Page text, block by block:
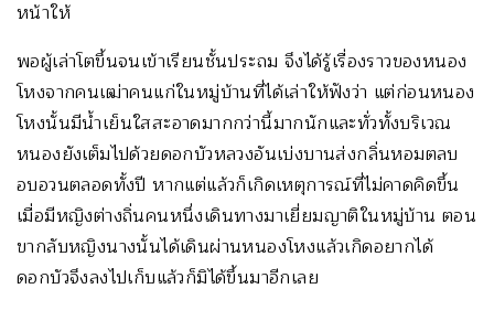
หน้าให้
พอผู้เล่าโตขึ้นจนเข้าเรียนชั้นประถม จึงได้รู้เรื่องราวของหนอง
โหงจากคนเฒ่าคนแก่ในหมู่บ้านที่ได้เล่าให้ฟังว่า แต่ก่อนหนอง
โหงนั้นมีน้ำเย็นใสสะอาดมากกว่านี้มากนักและทั่วทั้งบริเวณ
หนองยังเต็มไปด้วยดอกบัวหลวงอันเบ่งบานส่งกลิ่นหอมตลบ
อบอวนตลอดทั้งปี หากแต่แล้วก็เกิดเหตุการณ์ที่ไม่คาดคิดขึ้น
เมื่อมีหญิงต่างถิ่นคนหนึ่งเดินทางมาเยี่ยมญาติในหมู่บ้าน ตอน
ขากลับหญิงนางนั้นได้เดินผ่านหนองโหงแล้วเกิดอยากได้
ดอกบัวจึงลงไปเก็บแล้วก็มิได้ขึ้นมาอีกเลย